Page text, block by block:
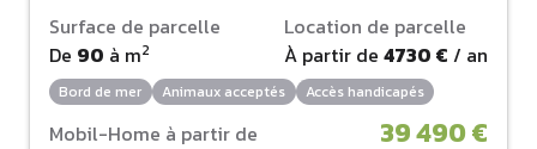
Surface de parcelle
De 90 à m2
Location de parcelle
À partir de 4730 € / an
Bord de mer Animaux acceptés Accès handicapés
Mobil-Home à partir de 39 490 €